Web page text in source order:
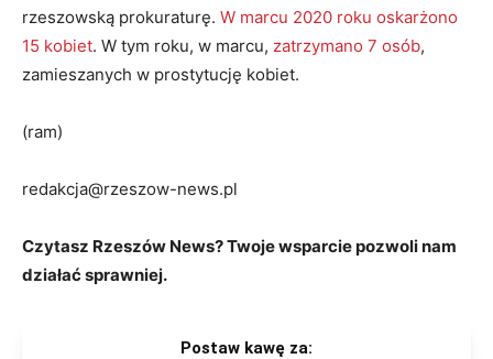
rzeszowską prokuraturę. W marcu 2020 roku oskarżono
15 kobiet. W tym roku, w marcu, zatrzymano 7 osób,
zamieszanych w prostytucję kobiet.
(ram)
redakcja@rzeszow-news.pl
Czytasz Rzeszów News? Twoje wsparcie pozwoli nam
działać sprawniej.
Postaw kawę za: